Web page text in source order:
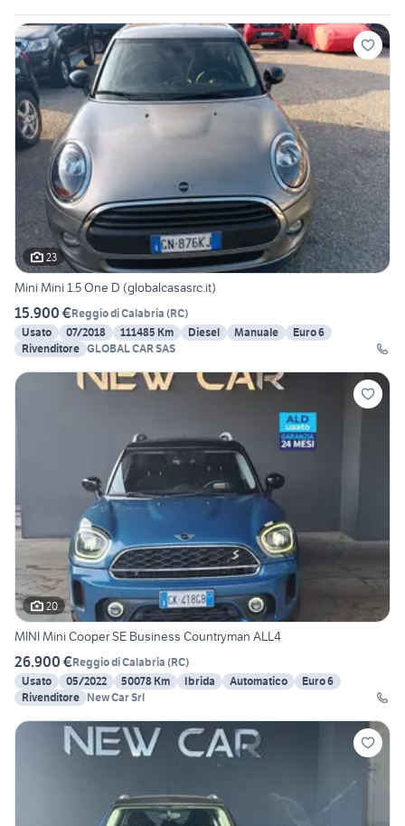
23
Mini Mini 1.5 One D (globalcasasrc.it)
15.900 €Reggio di Calabria (RC)
Usato
07/2018 111485 Km Diesel Manuale
Euro 6
Rivenditore GLOBAL CAR SAS
20
MINI Mini Cooper SE Business Countryman ALL4
26.900 €Reggio di Calabria (RC)
Usato
05/2022 50078 Km Ibrida Automatico
Euro 6
Rivenditore New Car Srl